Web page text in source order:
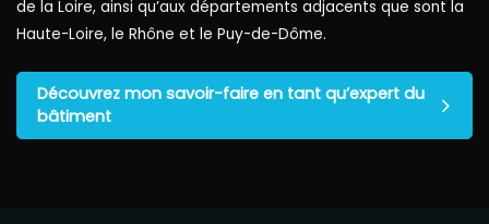
de la Loire, ainsi qu’aux départements adjacents que sont la
Haute-Loire, le Rhône et le Puy-de-Dôme.
Découvrez mon savoir-faire en tant qu’expert du
bâtiment